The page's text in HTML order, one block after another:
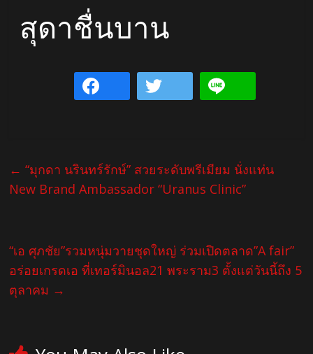
สุดาชื่นบาน
← “มุกดา นรินทร์รักษ์” สวยระดับพรีเมียม นั่งแท่น
New Brand Ambassador “Uranus Clinic”
“เอ ศุภชัย”รวมหนุ่มวายชุดใหญ่ ร่วมเปิดตลาด”A fair”
อร่อยเกรดเอ ที่เทอร์มินอล21 พระราม3 ตั้งแต่วันนี้ถึง 5
ตุลาคม →